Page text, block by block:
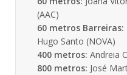
(AAC)
60 metros Barreiras:
Hugo Santo (NOVA)
400 metros: Andreia
800 metros: José